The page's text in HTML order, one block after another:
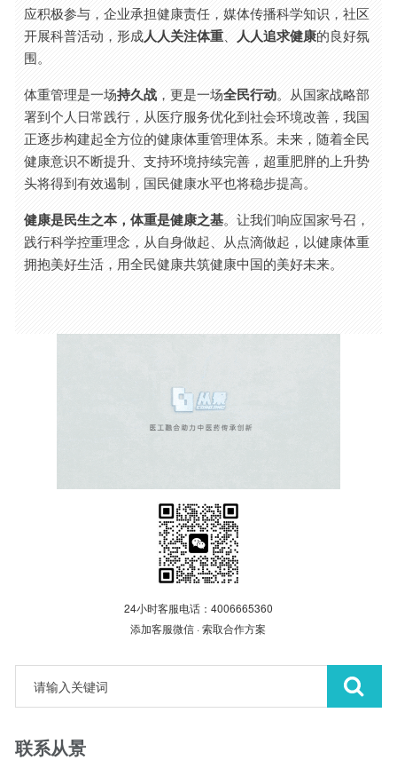
应积极参与，企业承担健康责任，媒体传播科学知识，社区
开展科普活动，形成人人关注体重 人人追求健康的良好氛
围。
体重管理是一场持久战 ，更是一场全民行动。从国家战略部
署到个人日常践行，从医疗服务优化到社会环境改善，我国
正逐步构建起全方位的健康体重管理体系。未来，随着全民
健康意识不断提升、支持环境持续完善，超重肥胖的上升势
头将得到有效遏制，国民健康水平也将稳步提高。
健康是民生之本，体重是健康之基。让我们响应国家号召，
践行科学控重理念，从自身做起、从点滴做起，以健康体重
拥抱美好生活，用全民健康共筑健康中国的美好未来。
24小时客服电话：4006665360
添加客服微信 · 索取合作方案
联系从景